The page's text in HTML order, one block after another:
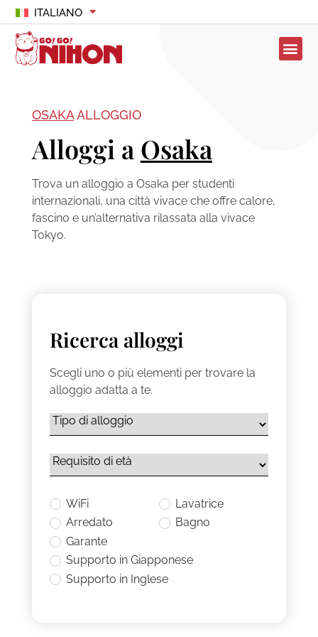
ITALIANO
OSAKAALLOGGIO
Alloggi a Osaka
Trova un alloggio a Osaka per studenti
internazionali, una città vivace che offre calore,
fascino e un’alternativa rilassata alla vivace
Tokyo.
Ricerca alloggi
Scegli uno o più elementi per trovare la
alloggio adatta a te.
WiFi
Lavatrice
Arredato
Bagno
Garante
Supporto in Giapponese
Supporto in Inglese